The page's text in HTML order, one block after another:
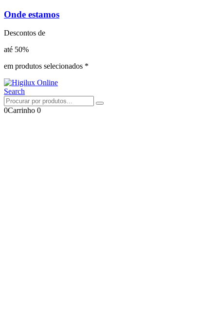
Onde estamos
Descontos de
até 50%
em produtos selecionados *
Search
0Carrinho 0